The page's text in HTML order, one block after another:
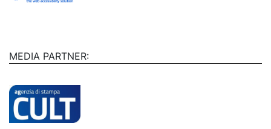
MEDIA PARTNER: